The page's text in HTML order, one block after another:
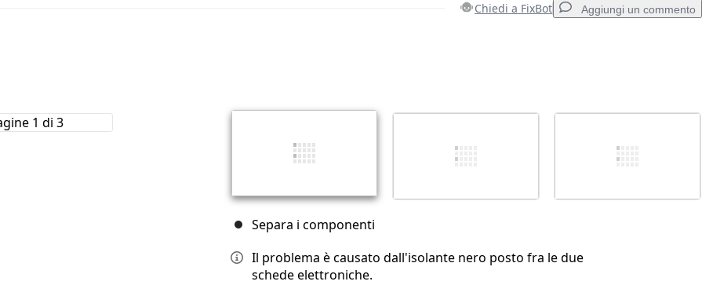
Chiedi a FixBot Aggiungi un commento
Pubblica commento
Separa i componenti
Il problema è causato dall'isolante nero posto fra le due
schede elettroniche.